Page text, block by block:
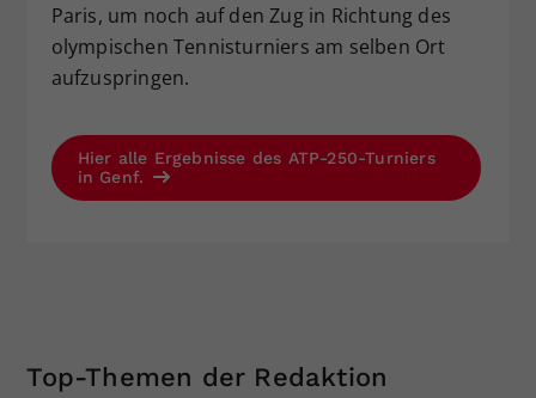
Paris, um noch auf den Zug in Richtung des
olympischen Tennisturniers am selben Ort
aufzuspringen.
Hier alle Ergebnisse des ATP-250-Turniers
in Genf.
Top-Themen der Redaktion